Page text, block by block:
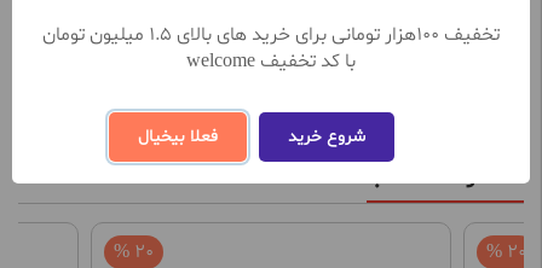
ثبت و ارسال نظر
محصولات مشابه
20 % 20 %
تخفیف 100هزار تومانی برای خرید های بالای 1.5 میلیون تومان
با کد تخفیف welcome
شروع خرید فعلا بیخیال